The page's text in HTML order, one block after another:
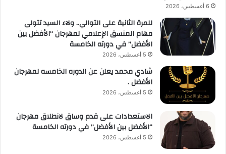
6 أغسطس، 2026
للمرة الثانية على التوالي.. ولاء السيد تتولى
مهام المنسق الإعلامي لمهرجان “الأفضل بين
الأفضل” في دورته الخامسة
5 أغسطس، 2026
شادي محمد يعلن عن الدوره الخامسه لمهرجان
الأفضل .
5 أغسطس، 2026
الاستعدادات على قدم وساق لانطلاق مهرجان
“الأفضل بين الأفضل” في دورته الخامسة
5 أغسطس، 2026